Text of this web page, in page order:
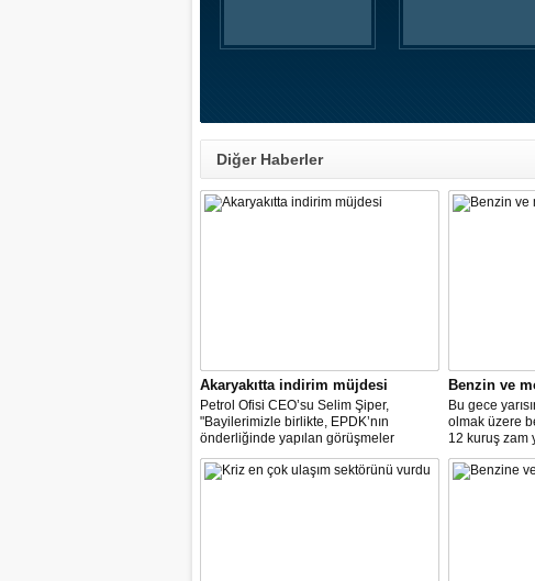
Diğer Haberler
Akaryakıtta indirim müjdesi
Petrol Ofisi CEO’su Selim Şiper,
"Bayilerimizle birlikte, EPDK’nın
önderliğinde yapılan görüşmeler
sonucunda, dağıtım masraf
paylarımızdan fedakârlık ederek
Benzin ve
Bu gece
olmak üzere
12 kuruş zam